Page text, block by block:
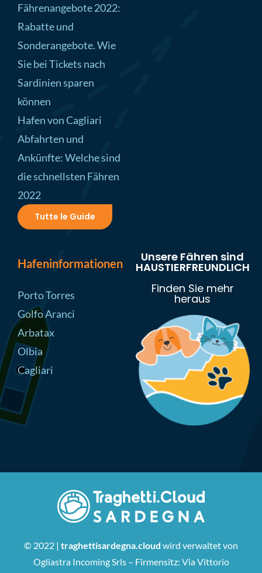
Fährenangebote 2022:
Rabatte und
Sonderangebote. Wie
Sie bei Tickets nach
Sardinien sparen
können
Hafen von Cagliari
Abfahrten und
Ankünfte: Welche sind
die schnellsten Fähren
2022
Tutte le Guide
Hafeninformationen
Porto Torres
Golfo Aranci
Arbatax
Olbia
Cagliari
Unsere Fähren sind
HAUSTIERFREUNDLICH
Finden Sie mehr
heraus
© 2022 | traghettisardegna.cloud wird verwaltet von
Ogliastra Incoming Srls – Firmensitz: Via Vittorio